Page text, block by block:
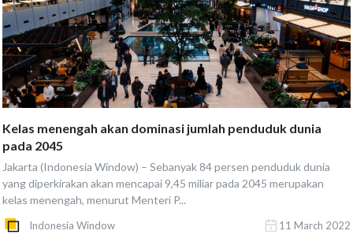
Kelas menengah akan dominasi jumlah penduduk dunia
pada 2045
Jakarta (Indonesia Window) – Sebanyak 84 persen penduduk dunia
yang diperkirakan akan mencapai 9,45 miliar pada 2045 merupakan
kelas menengah, menurut Menteri P...
Indonesia Window 11 March 2022